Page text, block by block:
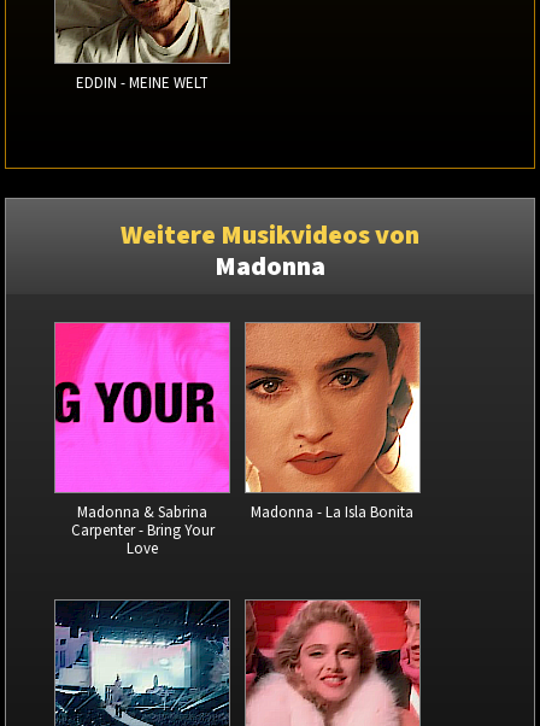
EDDIN - MEINE WELT
Weitere Musikvideos von
Madonna
Madonna & Sabrina
Carpenter - Bring Your
Love
Madonna - La Isla Bonita